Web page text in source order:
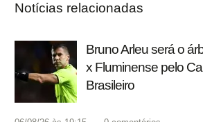
Notícias relacionadas
Bruno Arleu será o
x Fluminense pelo
Brasileiro